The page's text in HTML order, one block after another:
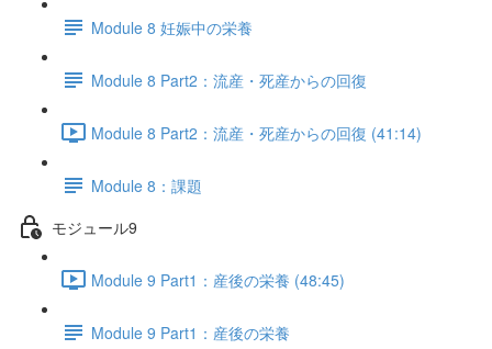
Module 8 妊娠中の栄養
Module 8 Part2：流産・死産からの回復
Module 8 Part2：流産・死産からの回復 (41:14)
Module 8：課題
モジュール9
Module 9 Part1：産後の栄養 (48:45)
Module 9 Part1：産後の栄養